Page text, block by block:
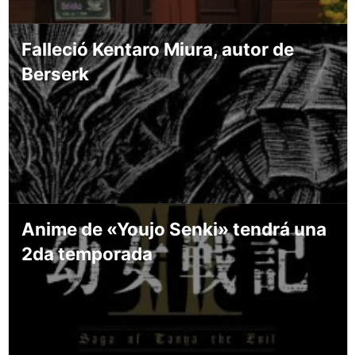
Falleció Kentaro Miura, autor de
Berserk
Anime de «Youjo Senki» tendrá una
2da temporada